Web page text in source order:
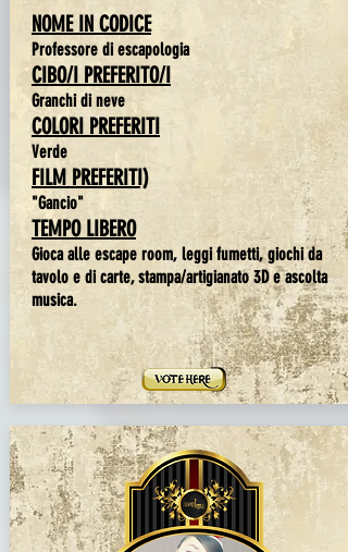
NOME IN CODICE
Professore di escapologia
CIBO/I PREFERITO/I
Granchi di neve
COLORI PREFERITI
Verde
FILM PREFERITI)
"Gancio"
TEMPO LIBERO
Gioca alle escape room, leggi fumetti, giochi da
tavolo e di carte, stampa/artigianato 3D e ascolta
musica.